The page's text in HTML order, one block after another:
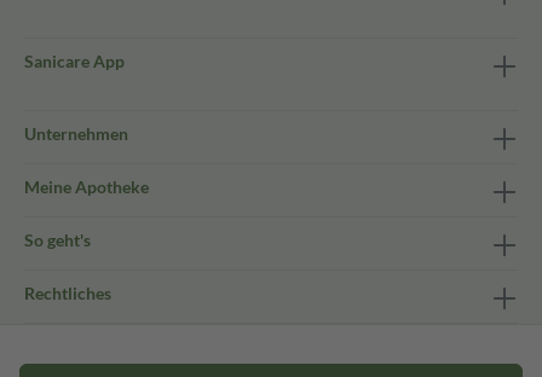
Sanicare App
Unternehmen
Meine Apotheke
So geht's
Rechtliches